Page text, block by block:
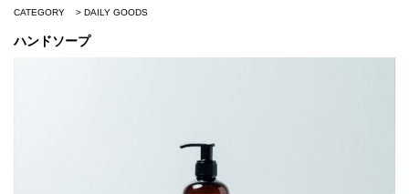
CATEGORY DAILY GOODS
ハンドソープ